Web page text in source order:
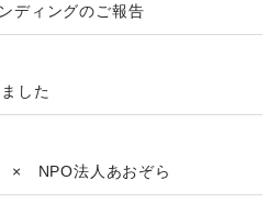
ディングのご報告
した
× NPO法人あおぞら